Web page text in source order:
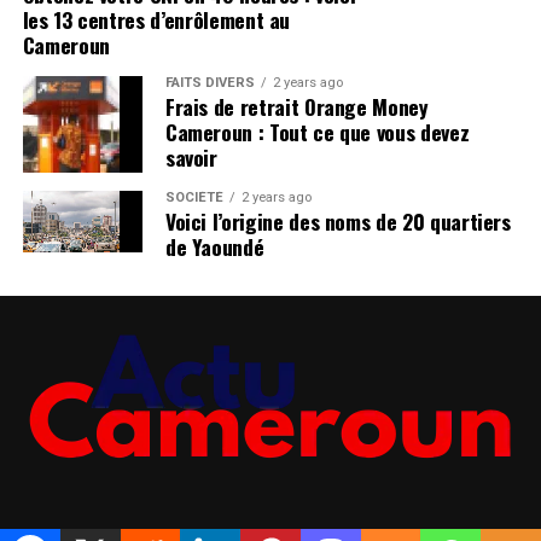
Cliquez ici
CLIQUEZ ici pour lire tout l’article sur
infocameroun.com
Rejoindre notre chaîne télégram pour avoir les
dernières infos
Cliquez ici
les 13 centres d’enrôlement au
Cameroun
FAITS DIVERS 2 years ago
Frais de retrait Orange Money
Cameroun : Tout ce que vous devez
savoir
SOCIÉTÉ 2 years ago
Voici l’origine des noms de 20 quartiers
de Yaoundé